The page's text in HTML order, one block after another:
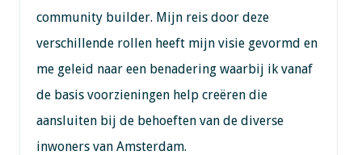
community builder. Mijn reis door deze
verschillende rollen heeft mijn visie gevormd en
me geleid naar een benadering waarbij ik vanaf
de basis voorzieningen help creëren die
aansluiten bij de behoeften van de diverse
inwoners van Amsterdam.